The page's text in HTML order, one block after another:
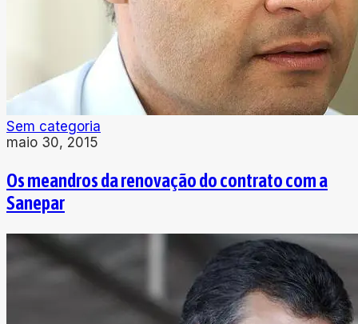
Sem categoria
maio 30, 2015
Os meandros da renovação do contrato com a
Sanepar